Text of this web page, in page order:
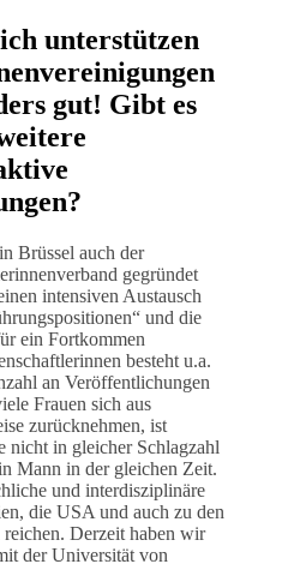
unterstützen
gut! Gibt es
Brüssel auch der
gegründet
intensiven Austausch
und die
ein Fortkommen
besteht u.a.
an Veröffentlichungen
Frauen sich aus
zurücknehmen, ist
nicht in gleicher Schlagzahl
Mann in der gleichen Zeit.
und interdisziplinäre
die USA und auch zu den
Derzeit haben wir
der Universität von